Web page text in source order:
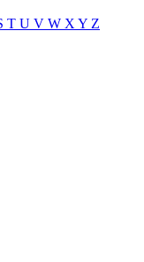
T U V W X Y Z